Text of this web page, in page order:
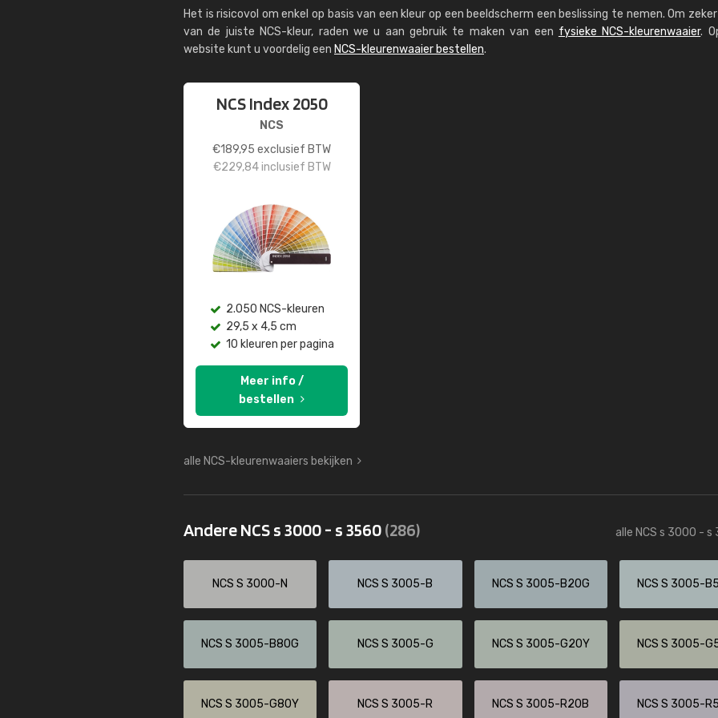
Het is risicovol om enkel op basis van een kleur op een beeldscherm een beslissing te nemen. Om
van de juiste NCS-kleur, raden we u aan gebruik te maken van een fysieke NCS-kleurenwaaier.
website kunt u voordelig een NCS-kleurenwaaier bestellen.
NCS Index 2050
NCS
€189,95 exclusief BTW
€229,84inclusief BTW
2.050 NCS-kleuren
29,5 x 4,5 cm
10 kleuren per pagina
Meer info /
bestellen
alle NCS-kleurenwaaiers bekijken
Andere NCS s 3000 - s 3560(286) alle NCS s 3000 - s
NCS S 3000-N NCS S 3005-B NCS S 3005-B20G NCS S 3005-
NCS S 3005-B80G NCS S 3005-G NCS S 3005-G20Y NCS S 3005-
NCS S 3005-G80Y NCS S 3005-R NCS S 3005-R20B NCS S 3005-